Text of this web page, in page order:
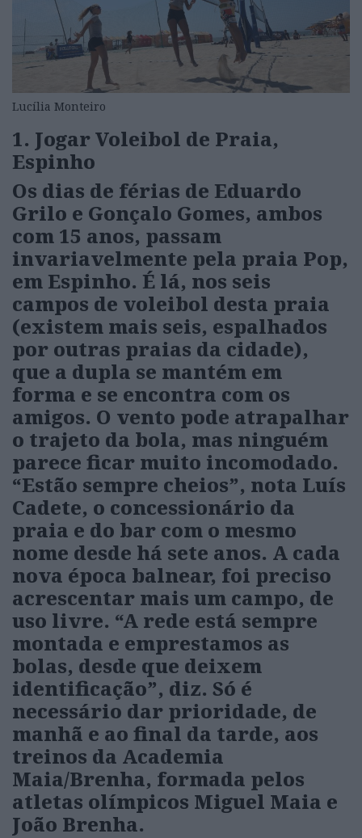
Lucília Monteiro
1. Jogar Voleibol de Praia,
Espinho
Os dias de férias de Eduardo
Grilo e Gonçalo Gomes, ambos
com 15 anos, passam
invariavelmente pela praia Pop,
em Espinho. É lá, nos seis
campos de voleibol desta praia
(existem mais seis, espalhados
por outras praias da cidade),
que a dupla se mantém em
forma e se encontra com os
amigos. O vento pode atrapalhar
o trajeto da bola, mas ninguém
parece ficar muito incomodado.
“Estão sempre cheios”, nota Luís
Cadete, o concessionário da
praia e do bar com o mesmo
nome desde há sete anos. A cada
nova época balnear, foi preciso
acrescentar mais um campo, de
uso livre. “A rede está sempre
montada e emprestamos as
bolas, desde que deixem
identificação”, diz. Só é
necessário dar prioridade, de
manhã e ao final da tarde, aos
treinos da Academia
Maia/Brenha, formada pelos
atletas olímpicos Miguel Maia e
João Brenha.